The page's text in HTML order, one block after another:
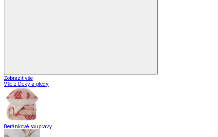
Zobrazit vše
Vše z Deky a plédy
Beránkové soupravy